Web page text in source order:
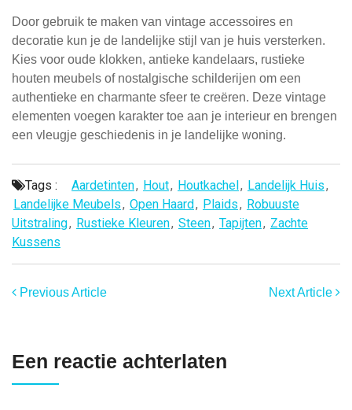
Door gebruik te maken van vintage accessoires en
decoratie kun je de landelijke stijl van je huis versterken.
Kies voor oude klokken, antieke kandelaars, rustieke
houten meubels of nostalgische schilderijen om een
authentieke en charmante sfeer te creëren. Deze vintage
elementen voegen karakter toe aan je interieur en brengen
een vleugje geschiedenis in je landelijke woning.
Tags : Aardetinten, Hout, Houtkachel, Landelijk Huis,
Landelijke Meubels, Open Haard, Plaids, Robuuste
Uitstraling, Rustieke Kleuren, Steen, Tapijten, Zachte
Kussens
Previous Article Next Article
Een reactie achterlaten